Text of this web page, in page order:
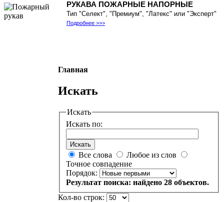
РУКАВА ПОЖАРНЫЕ НАПОРНЫЕ
Тип "Селект", "Премиум", "Латекс" или "Эксперт"
Подробнее >>>
Главная
Искать
Искать
Искать по:
Искать
Все слова
Любое из слов
Точное совпадение
Порядок:
Результат поиска: найдено 28 объектов.
Кол-во строк: